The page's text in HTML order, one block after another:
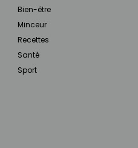
Bien-être
Minceur
Recettes
Santé
Sport